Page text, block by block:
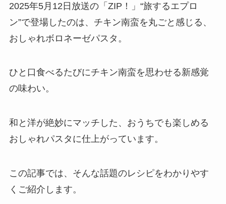
2025年5月12日放送の「ZIP！」“旅するエプロ
ン”で登場したのは、チキン南蛮を丸ごと感じる、
おしゃれボロネーゼパスタ。
ひと口食べるたびにチキン南蛮を思わせる新感覚
の味わい。
和と洋が絶妙にマッチした、おうちでも楽しめる
おしゃれパスタに仕上がっています。
この記事では、そんな話題のレシピをわかりやす
くご紹介します。